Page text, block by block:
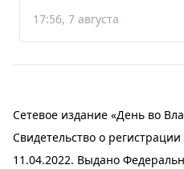
17:56, 7 августа
Сетевое издание «День во
Свидетельство о
11.04.2022. Выдано